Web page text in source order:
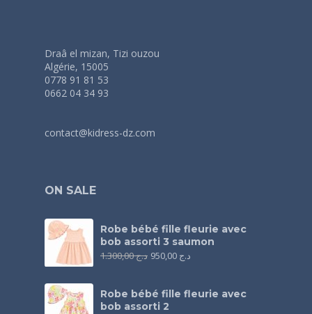
Draâ el mizan, Tizi ouzou
Algérie, 15005
0778 91 81 53
0662 04 34 93
contact@kidress-dz.com
ON SALE
Robe bébé fille fleurie avec
bob assorti 3 saumon
د.ج1.300,00 د.ج
Robe bébé fille fleurie avec
bob assorti 2